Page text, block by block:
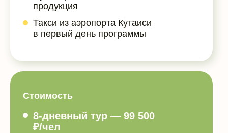
продукция
Такси из аэропорта Кутаиси
в первый день программы
8-дневный тур — 99 500
₽/чел
Стоимость